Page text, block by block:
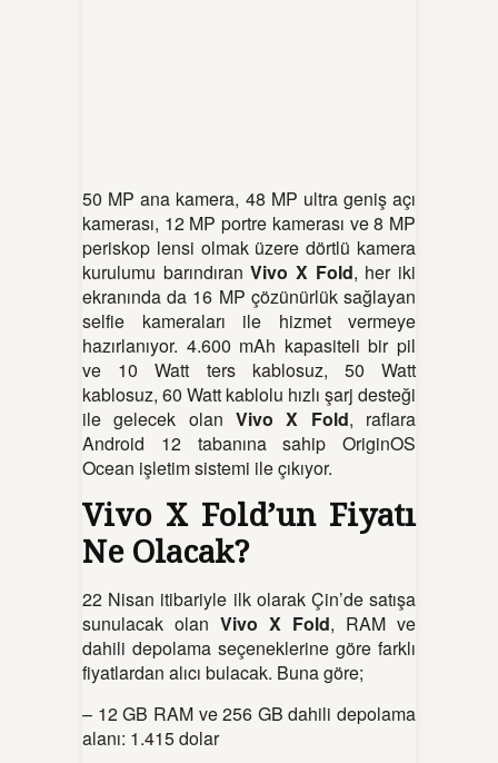
50 MP ana kamera, 48 MP ultra geniş açı
kamerası, 12 MP portre kamerası ve 8 MP
periskop lensi olmak üzere dörtlü kamera
kurulumu barındıranVivo X Fold, her iki
ekranında da 16 MP çözünürlük sağlayan
selfie kameraları ile hizmet vermeye
hazırlanıyor. 4.600 mAh kapasiteli bir pil
ve 10 Watt ters kablosuz, 50 Watt
kablosuz, 60 Watt kablolu hızlı şarj desteği
ile gelecek olan Vivo X Fold, raflara
Android 12 tabanına sahip OriginOS
Ocean işletim sistemi ile çıkıyor.
Vivo X Fold’un Fiyatı
Ne Olacak?
22 Nisan itibariyle ilk olarak Çin’de satışa
sunulacak olan Vivo X Fold, RAM ve
dahili depolama seçeneklerine göre farklı
fiyatlardan alıcı bulacak. Buna göre;
– 12 GB RAM ve 256 GB dahili depolama
alanı: 1.415 dolar